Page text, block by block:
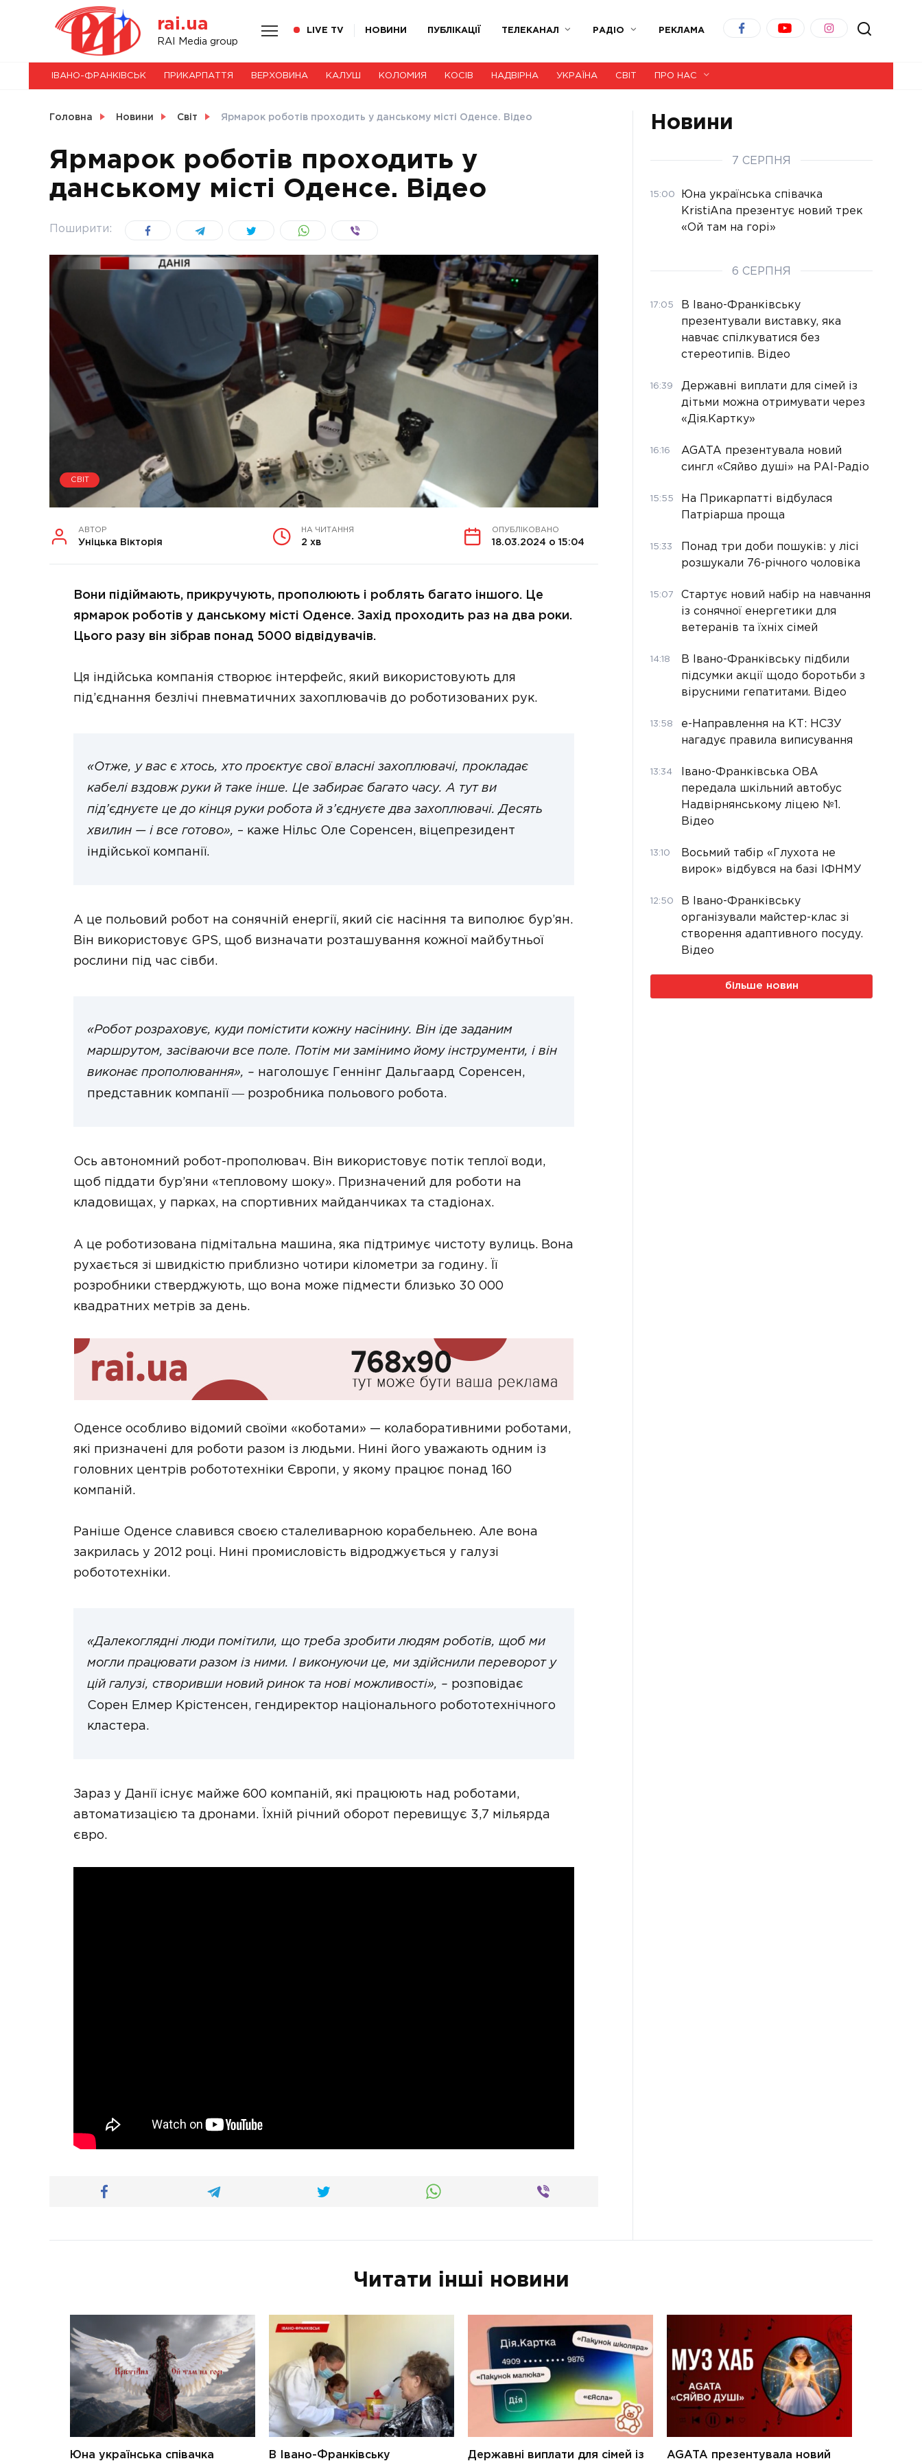
rai.ua
RAI Media group
LIVE TV НОВИНИ ПУБЛІКАЦІЇ ТЕЛЕКАНАЛ РАДІО РЕКЛАМА
НОВИНИ
СВІТ
УКРАЇНА
ІВАНО-ФРАНКІВСЬК ПРИКАРПАТТЯ ВЕРХОВИНА КАЛУШ КОЛОМИЯ КОСІВ НАДВІРНА УКРАЇНА СВІТ ПРО НАС
Головна Новини Світ Ярмарок роботів проходить у данському місті Оденсе. Відео
Ярмарок роботів проходить у
данському місті Оденсе. Відео
Поширити:
СВІТ
АВТОР
Уніцька Вікторія
НА ЧИТАННЯ
2 хв
ОПУБЛІКОВАНО
18.03.2024 о 15:04
Вони підіймають, прикручують, прополюють і роблять багато іншого. Це
ярмарок роботів у данському місті Оденсе. Захід проходить раз на два роки.
Цього разу він зібрав понад 5000 відвідувачів.
Ця індійська компанія створює інтерфейс, який використовують для
під’єднання безлічі пневматичних захоплювачів до роботизованих рук.
«Отже, у вас є хтось, хто проєктує свої власні захоплювачі, прокладає
кабелі вздовж руки й таке інше. Це забирає багато часу. А тут ви
під’єднуєте це до кінця руки робота й з’єднуєте два захоплювачі. Десять
хвилин — і все готово», – каже Нільс Оле Соренсен, віцепрезидент
індійської компанії.
А це польовий робот на сонячній енергії, який сіє насіння та виполює бур’ян.
Він використовує GPS, щоб визначати розташування кожної майбутньої
рослини під час сівби.
«Робот розраховує, куди помістити кожну насінину. Він іде заданим
маршрутом, засіваючи все поле. Потім ми замінимо йому інструменти, і він
виконає прополювання», – наголошує Геннінг Дальгаард Соренсен,
представник компанії ― розробника польового робота.
Ось автономний робот-прополювач. Він використовує потік теплої води,
щоб піддати бур’яни «тепловому шоку». Призначений для роботи на
кладовищах, у парках, на спортивних майданчиках та стадіонах.
А це роботизована підмітальна машина, яка підтримує чистоту вулиць. Вона
рухається зі швидкістю приблизно чотири кілометри за годину. Її
розробники стверджують, що вона може підмести близько 30 000
квадратних метрів за день.
Оденсе особливо відомий своїми «коботами» — колаборативними роботами,
які призначені для роботи разом із людьми. Нині його уважають одним із
головних центрів робототехніки Європи, у якому працює понад 160
компаній.
Раніше Оденсе славився своєю сталеливарною корабельнею. Але вона
закрилась у 2012 році. Нині промисловість відроджується у галузі
робототехніки.
«Далекоглядні люди помітили, що треба зробити людям роботів, щоб ми
могли працювати разом із ними. І виконуючи це, ми здійснили переворот у
цій галузі, створивши новий ринок та нові можливості», – розповідає
Сорен Елмер Крістенсен, гендиректор національного робототехнічного
кластера.
Зараз у Данії існує майже 600 компаній, які працюють над роботами,
автоматизацією та дронами. Їхній річний оборот перевищує 3,7 мільярда
євро.
Новини
7 СЕРПНЯ
15:00
Юна українська співачка
KristiAna презентує новий трек
«Ой там на горі»
6 СЕРПНЯ
17:05
В Івано-Франківську
презентували виставку, яка
навчає спілкуватися без
стереотипів. Відео
16:39
Державні виплати для сімей із
дітьми можна отримувати через
«Дія.Картку»
16:16
AGATA презентувала новий
сингл «Сяйво душі» на РАІ-Радіо
15:55
На Прикарпатті відбулася
Патріарша проща
15:33
Понад три доби пошуків: у лісі
розшукали 76-річного чоловіка
15:07
Стартує новий набір на навчання
із сонячної енергетики для
ветеранів та їхніх сімей
14:18
В Івано-Франківську підбили
підсумки акції щодо боротьби з
вірусними гепатитами. Відео
13:58
е-Направлення на КТ: НСЗУ
нагадує правила виписування
13:34
Івано-Франківська ОВА
передала шкільний автобус
Надвірнянському ліцею №1.
Відео
13:10
Восьмий табір «Глухота не
вирок» відбувся на базі ІФНМУ
12:50
В Івано-Франківську
організували майстер-клас зі
створення адаптивного посуду.
Відео
більше новин
Читати інші новини
Юна українська співачка В Івано-Франківську Державні виплати для сімей із AGATA презентувала новий